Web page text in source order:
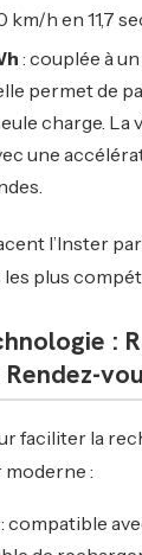
km/h en 11,7
: couplée à
permet de
charge. La
une
l’Inster
plus
:
faciliter la
:
: compatible